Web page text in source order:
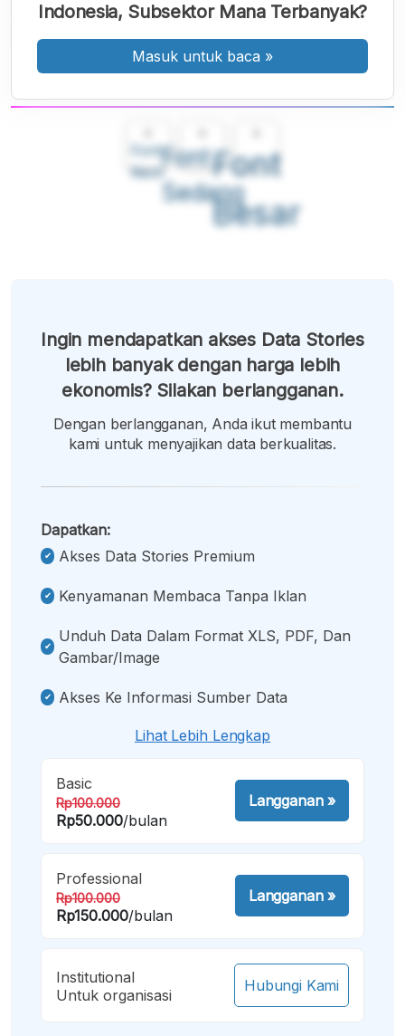
Font
Kecil
Font
Sedang
Font
Besar
Indonesia, Subsektor Mana Terbanyak?
Masuk untuk baca »
Ingin mendapatkan akses Data Stories
lebih banyak dengan harga lebih
ekonomis? Silakan berlangganan.
Dengan berlangganan, Anda ikut membantu
kami untuk menyajikan data berkualitas.
Dapatkan:
Akses Data Stories Premium
Kenyamanan Membaca Tanpa Iklan
Unduh Data Dalam Format XLS, PDF, Dan
Gambar/image
Akses Ke Informasi Sumber Data
Lihat Lebih Lengkap
Basic
Rp100.000
Rp50.000/bulan
Langganan»
Professional
Rp100.000
Rp150.000/bulan
Langganan»
Institutional
Untuk organisasi
Hubungi Kami